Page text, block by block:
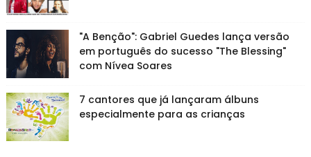
"A Benção": Gabriel Guedes lança versão
em português do sucesso "The Blessing"
com Nívea Soares
7 cantores que já lançaram álbuns
especialmente para as crianças